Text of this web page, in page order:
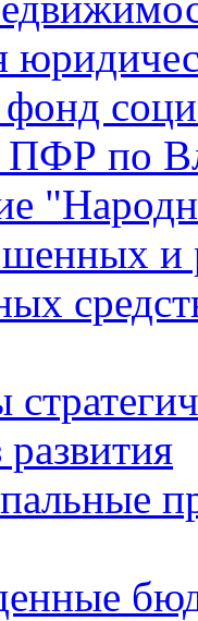
фонд
ПФР по
и